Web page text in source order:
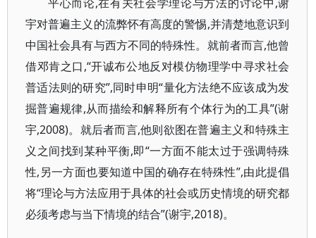
宇对普遍主义的流弊怀有高度的警惕,并清楚地意识到
中国社会具有与西方不同的特殊性。就前者而言,他曾
借邓肯之口,“开诚布公地反对模仿物理学中寻求社会
普适法则的研究”,同时申明“量化方法绝不应该成为发
掘普遍规律,从而描绘和解释所有个体行为的工具”(谢
宇,2008)。就后者而言,他则欲图在普遍主义和特殊主
义之间找到某种平衡,即“一方面不能太过于强调特殊
性,另一方面也要知道中国的确存在特殊性”,由此提倡
将“理论与方法应用于具体的社会或历史情境的研究都
必须考虑与当下情境的结合”(谢宇,2018)。